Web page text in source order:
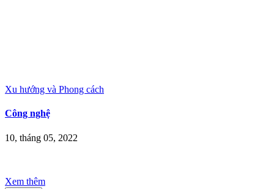
Xu hướng và Phong cách
Công nghệ
10, tháng 05, 2022
Xem thêm